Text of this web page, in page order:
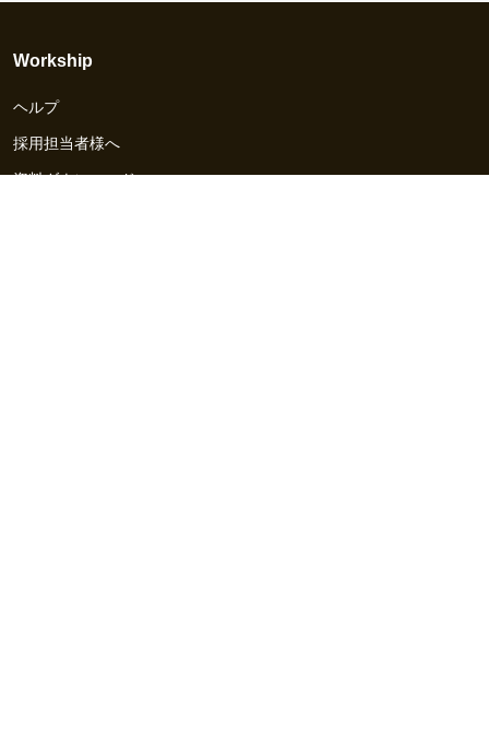
Workship
ヘルプ
採用担当者様へ
資料ダウンロード